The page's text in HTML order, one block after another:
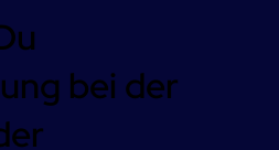
bei der